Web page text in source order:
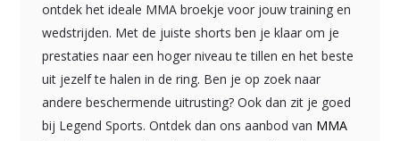
ontdek het ideale MMA broekje voor jouw training en
wedstrijden. Met de juiste shorts ben je klaar om je
prestaties naar een hoger niveau te tillen en het beste
uit jezelf te halen in de ring. Ben je op zoek naar
andere beschermende uitrusting? Ook dan zit je goed
bij Legend Sports. Ontdek dan ons aanbod van MMA